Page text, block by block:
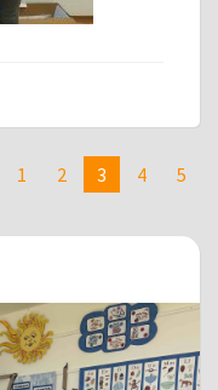
1 2 3 4 5